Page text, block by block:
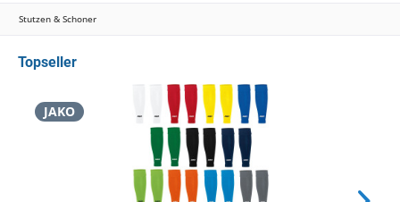
Stutzen & Schoner
Topseller
JAKO